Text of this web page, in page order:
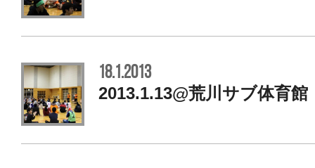
18.1.2013
2013.1.13@荒川サブ体育